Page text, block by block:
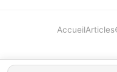
AccueilArticles